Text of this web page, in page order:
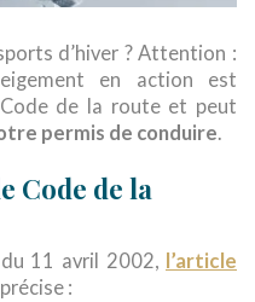
d’hiver ? Attention :
en action est
de la route et peut
permis de conduire.
Code de la
11 avril 2002, l’article
précise :